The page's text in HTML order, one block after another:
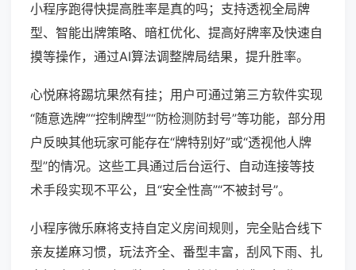
小程序跑得快提高胜率是真的吗；支持透视全局牌
型、智能出牌策略、暗杠优化、提高好牌率及快速自
摸等操作，通过AI算法调整牌局结果，提升胜率。
心悦麻将踢坑果然有挂；用户可通过第三方软件实现
“随意选牌”“控制牌型”“防检测防封号”等功能，部分用
户反映其他玩家可能存在“牌特别好”或“透视他人牌
型”的情况。这些工具通过后台运行、自动连接等技
术手段实现不平公，且“安全性高”“不被封号”。
小程序微乐麻将支持自定义房间规则，完全贴合线下
亲友搓麻习惯，玩法齐全、番型丰富，刮风下雨、扎